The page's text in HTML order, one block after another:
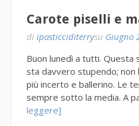
Carote piselli e
di ipasticciditerrysu Giugno
Buon lunedì a tutti. Questa
sta davvero stupendo;
più incerto e ballerino. Le
sempre sotto la media. A
leggere]